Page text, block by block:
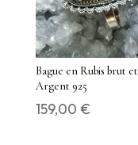
Bague en Rubis brut et
Argent 925
159,00 €